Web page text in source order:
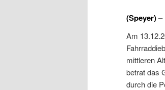
(Speyer)
Am
mittleren
betrat das
durch die